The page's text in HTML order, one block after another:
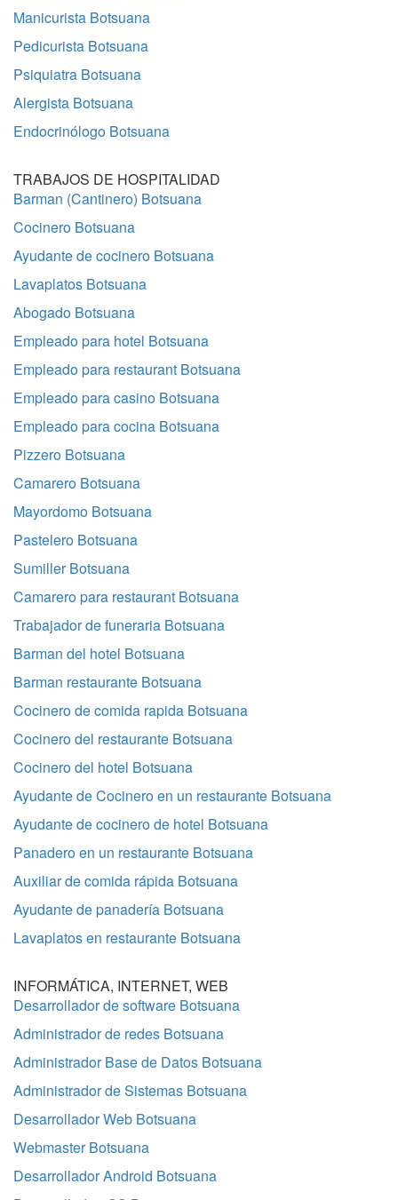
Manicurista Botsuana
Pedicurista Botsuana
Psiquiatra Botsuana
Alergista Botsuana
Endocrinólogo Botsuana
TRABAJOS DE HOSPITALIDAD
Barman (Cantinero) Botsuana
Cocinero Botsuana
Ayudante de cocinero Botsuana
Lavaplatos Botsuana
Abogado Botsuana
Empleado para hotel Botsuana
Empleado para restaurant Botsuana
Empleado para casino Botsuana
Empleado para cocina Botsuana
Pizzero Botsuana
Camarero Botsuana
Mayordomo Botsuana
Pastelero Botsuana
Sumiller Botsuana
Camarero para restaurant Botsuana
Trabajador de funeraria Botsuana
Barman del hotel Botsuana
Barman restaurante Botsuana
Cocinero de comida rapida Botsuana
Cocinero del restaurante Botsuana
Cocinero del hotel Botsuana
Ayudante de Cocinero en un restaurante Botsuana
Ayudante de cocinero de hotel Botsuana
Panadero en un restaurante Botsuana
Auxiliar de comida rápida Botsuana
Ayudante de panadería Botsuana
Lavaplatos en restaurante Botsuana
INFORMÁTICA, INTERNET, WEB
Desarrollador de software Botsuana
Administrador de redes Botsuana
Administrador Base de Datos Botsuana
Administrador de Sistemas Botsuana
Desarrollador Web Botsuana
Webmaster Botsuana
Desarrollador Android Botsuana